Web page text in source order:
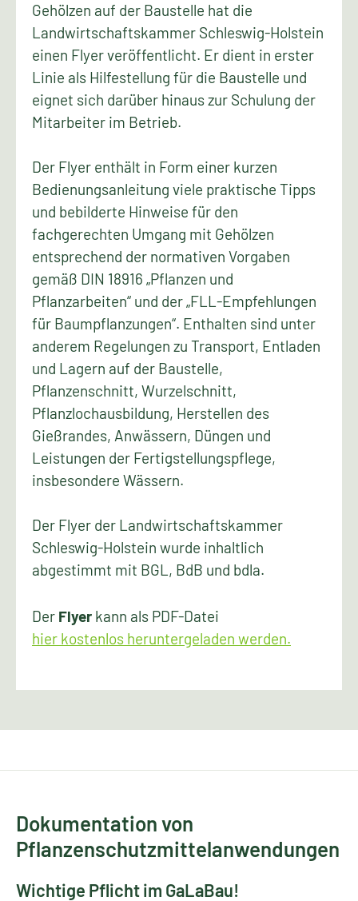
Gehölzen auf der Baustelle hat die
Landwirtschaftskammer Schleswig-Holstein
einen Flyer veröffentlicht. Er dient in erster
Linie als Hilfestellung für die Baustelle und
eignet sich darüber hinaus zur Schulung der
Mitarbeiter im Betrieb.
Der Flyer enthält in Form einer kurzen
Bedienungsanleitung viele praktische Tipps
und bebilderte Hinweise für den
fachgerechten Umgang mit Gehölzen
entsprechend der normativen Vorgaben
gemäß DIN 18916 „Pflanzen und
Pflanzarbeiten“ und der „FLL-Empfehlungen
für Baumpflanzungen“. Enthalten sind unter
anderem Regelungen zu Transport, Entladen
und Lagern auf der Baustelle,
Pflanzenschnitt, Wurzelschnitt,
Pflanzlochausbildung, Herstellen des
Gießrandes, Anwässern, Düngen und
Leistungen der Fertigstellungspflege,
insbesondere Wässern.
Der Flyer der Landwirtschaftskammer
Schleswig-Holstein wurde inhaltlich
abgestimmt mit BGL, BdB und bdla.
Der Flyer kann als PDF-Datei
hier kostenlos heruntergeladen werden.
Dokumentation von
Pflanzenschutzmittelanwendungen
Wichtige Pflicht im GaLaBau!